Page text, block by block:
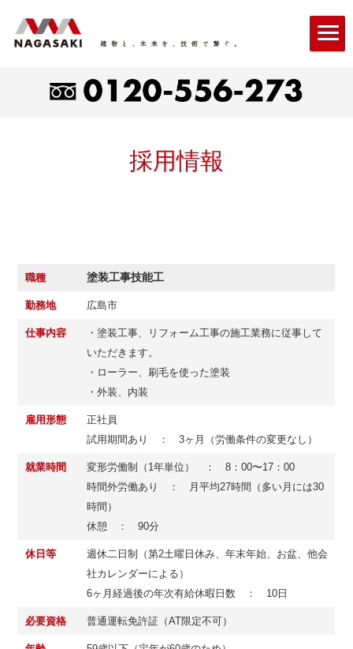
採用情報
職種 塗装工事技能工
勤務地 広島市
仕事内容
・塗装工事、リフォーム工事の施工業務に従事して
いただきます。
・ローラー、刷毛を使った塗装
・外装、内装
雇用形態
正社員
試用期間あり ： 3ヶ月（労働条件の変更なし）
就業時間
変形労働制（1年単位） ： 8：00〜17：00
時間外労働あり ： 月平均27時間（多い月には30
時間）
休憩 ： 90分
休日等
週休二日制（第2土曜日休み、年末年始、お盆、他会
社カレンダーによる）
6ヶ月経過後の年次有給休暇日数 ： 10日
必要資格 普通運転免許証（AT限定不可）